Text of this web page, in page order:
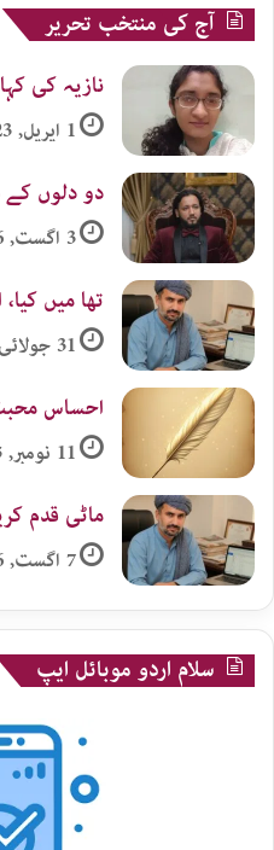
آج کی منتخب تحریر
نازیہ کی
1 اپریل, 2023
دو دلوں کے
3 اگست, 2026
تھا میں
31 جولائی, 2026
احساس
11 نومبر, 2025
ماٹی قدم
7 اگست, 2026
سلام اردو موبائل ایپ